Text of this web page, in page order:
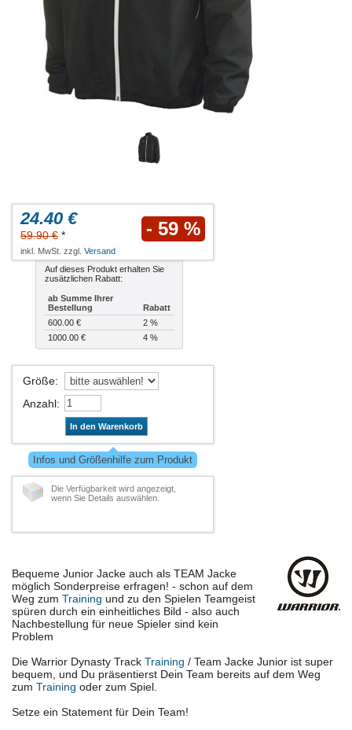
24.40 €
59.90 € * - 59 %
inkl. MwSt. zzgl. Versand
Auf dieses Produkt erhalten Sie
zusätzlichen Rabatt:
ab Summe Ihrer
Bestellung
Rabatt
600.00 €
2 %
1000.00 €
4 %
Größe:
Anzahl:
In den Warenkorb
Infos und Größenhilfe zum Produkt
Die Verfügbarkeit wird angezeigt,
wenn Sie Details auswählen.
Bequeme Junior Jacke auch als TEAM Jacke
möglich Sonderpreise erfragen! - schon auf dem
Weg zum Training und zu den Spielen Teamgeist
spüren durch ein einheitliches Bild - also auch
Nachbestellung für neue Spieler sind kein
Problem
Die Warrior Dynasty Track Training / Team Jacke Junior ist super
bequem, und Du präsentierst Dein Team bereits auf dem Weg
zum Training oder zum Spiel.
Setze ein Statement für Dein Team!